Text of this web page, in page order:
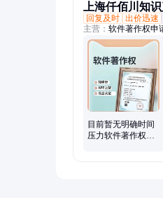
上海仟佰川知
回复及时 出价迅速
主营： 软件著作权申
目前暂无明确时间
压力软件著作权可